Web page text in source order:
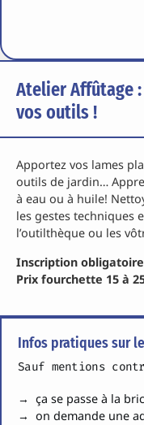
Atelier Affûtage
vos outils !
Apportez vos lames
outils de jardin…
à eau ou à huile!
les gestes techniques
l’outilthèque ou les
Inscription obligatoire
Prix fourchette 15 à
Infos pratiques sur
Sauf mentions
→ ça se passe à la
→ on demande une